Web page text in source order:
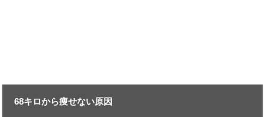
68キロから痩せない原因